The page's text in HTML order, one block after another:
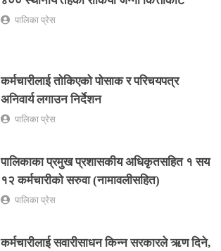
पालिका प्रेस
कर्मचारीलाई तोकिएको पोसाक र परिचयपत्र
अनिवार्य लगाउन निर्देशन
पालिका प्रेस
पालिकाका प्रमुख प्रशासकीय अधिकृतसहित १ सय
१२ कर्मचारीको सरुवा (नामावलीसहित)
पालिका प्रेस
कर्मचारीलाई सवारीसाधन किन्न सरकारले ऋण दिने,